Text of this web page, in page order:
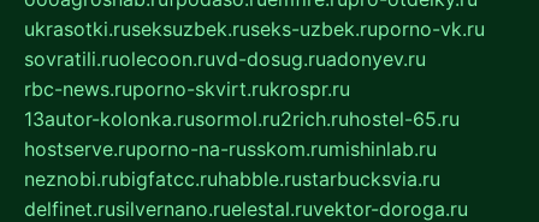
ukrasotki.ruseksuzbek.ruseks-uzbek.ruporno-vk.ru
sovratili.ruolecoon.ruvd-dosug.ruadonyev.ru
rbc-news.ruporno-skvirt.rukrospr.ru
13autor-kolonka.rusormol.ru2rich.ruhostel-65.ru
hostserve.ruporno-na-russkom.rumishinlab.ru
neznobi.rubigfatcc.ruhabble.rustarbucksvia.ru
delfinet.rusilvernano.ruelestal.ruvektor-doroga.ru